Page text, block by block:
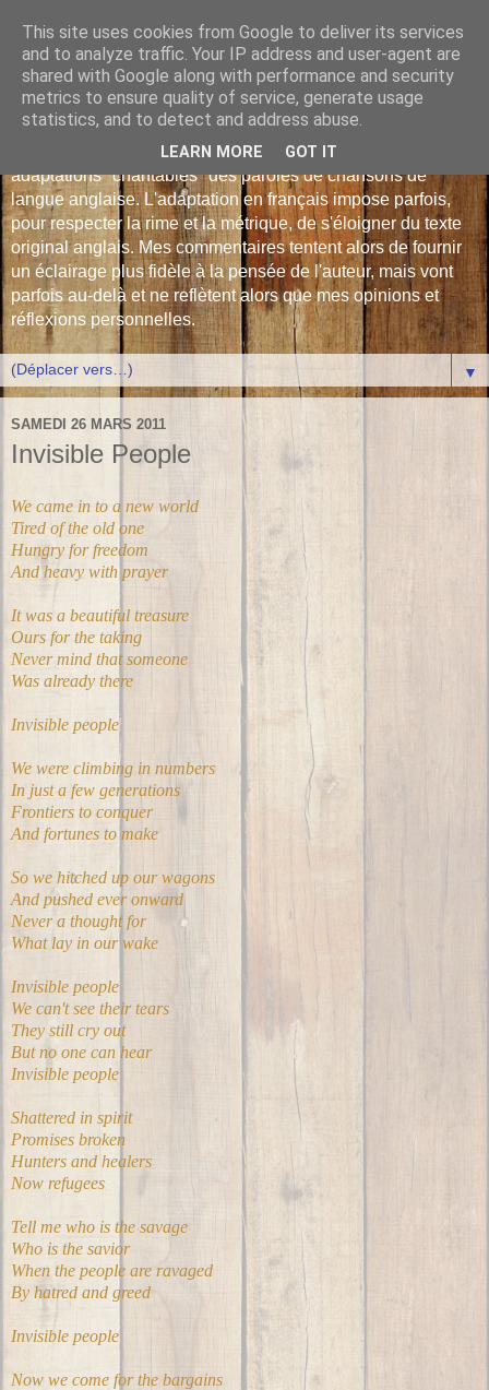
Les Monophonies de
Polyphrène
Versions françaises inédites : déjà plus de 510 traductions -
adaptations "chantables" des paroles de chansons de
langue anglaise. L'adaptation en français impose parfois,
pour respecter la rime et la métrique, de s'éloigner du texte
original anglais. Mes commentaires tentent alors de fournir
un éclairage plus fidèle à la pensée de l'auteur, mais vont
parfois au-delà et ne reflètent alors que mes opinions et
réflexions personnelles.
▼
SAMEDI 26 MARS 2011
Invisible People
We came in to a new world
Tired of the old one
Hungry for freedom
And heavy with prayer
It was a beautiful treasure
Ours for the taking
Never mind that someone
Was already there
Invisible people
We were climbing in numbers
In just a few generations
Frontiers to conquer
And fortunes to make
So we hitched up our wagons
And pushed ever onward
Never a thought for
What lay in our wake
Invisible people
We can't see their tears
They still cry out
But no one can hear
Invisible people
Shattered in spirit
Promises broken
Hunters and healers
Now refugees
Tell me who is the savage
Who is the savior
When the people are ravaged
By hatred and greed
Invisible people
Now we come for the bargains
This site uses cookies from Google to deliver its services
and to analyze traffic. Your IP address and user-agent are
shared with Google along with performance and security
metrics to ensure quality of service, generate usage
statistics, and to detect and address abuse.
LEARN MORE GOT IT